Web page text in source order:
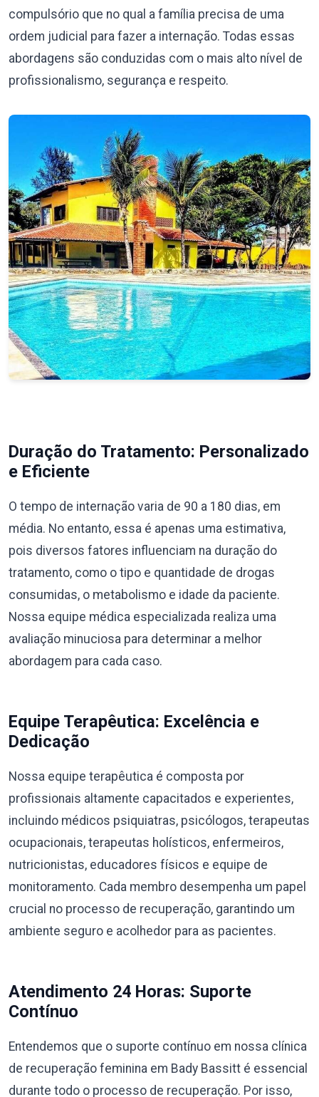
compulsório que no qual a família precisa de uma
ordem judicial para fazer a internação. Todas essas
abordagens são conduzidas com o mais alto nível de
profissionalismo, segurança e respeito.
Duração do Tratamento: Personalizado
e Eficiente
O tempo de internação varia de 90 a 180 dias, em
média. No entanto, essa é apenas uma estimativa,
pois diversos fatores influenciam na duração do
tratamento, como o tipo e quantidade de drogas
consumidas, o metabolismo e idade da paciente.
Nossa equipe médica especializada realiza uma
avaliação minuciosa para determinar a melhor
abordagem para cada caso.
Equipe Terapêutica: Excelência e
Dedicação
Nossa equipe terapêutica é composta por
profissionais altamente capacitados e experientes,
incluindo médicos psiquiatras, psicólogos, terapeutas
ocupacionais, terapeutas holísticos, enfermeiros,
nutricionistas, educadores físicos e equipe de
monitoramento. Cada membro desempenha um papel
crucial no processo de recuperação, garantindo um
ambiente seguro e acolhedor para as pacientes.
Atendimento 24 Horas: Suporte
Contínuo
Entendemos que o suporte contínuo em nossa clínica
de recuperação feminina em Bady Bassitt é essencial
durante todo o processo de recuperação. Por isso,